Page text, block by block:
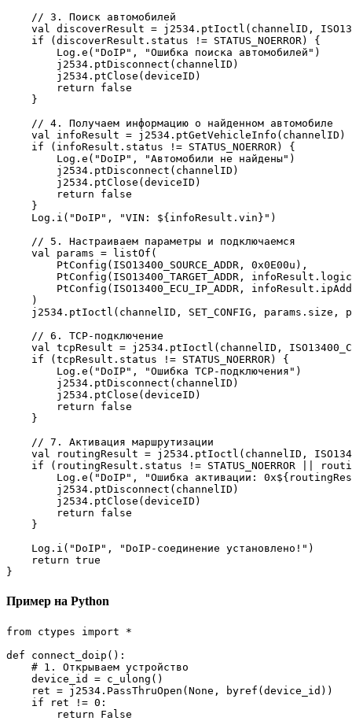
    // 3. Поиск автомобилей
val discoverResult = j2534.ptIoctl(channelID,
    if (discoverResult.status != STATUS_NOERROR) {
        Log.e("DoIP", "Ошибка поиска автомобилей")
        j2534.ptDisconnect(channelID)
        j2534.ptClose(deviceID)
        return false
    }
    // 4. Получаем информацию о найденном автомобиле
    val infoResult = j2534.ptGetVehicleInfo(channelID)
    if (infoResult.status != STATUS_NOERROR) {
        Log.e("DoIP", "Автомобили не найдены")
        j2534.ptDisconnect(channelID)
        j2534.ptClose(deviceID)
        return false
    }
    Log.i("DoIP", "VIN: ${infoResult.vin}")
    // 5. Настраиваем параметры и подключаемся
    val params = listOf(
        PtConfig(ISO13400_SOURCE_ADDR, 0x0E00u),
PtConfig(ISO13400_TARGET_ADDR,
PtConfig(ISO13400_ECU_IP_ADDR,
    )
j2534.ptIoctl(channelID, SET_CONFIG, params.size,
    // 6. TCP-подключение
val tcpResult = j2534.ptIoctl(channelID,
    if (tcpResult.status != STATUS_NOERROR) {
        Log.e("DoIP", "Ошибка TCP-подключения")
        j2534.ptDisconnect(channelID)
        j2534.ptClose(deviceID)
        return false
    }
    // 7. Активация маршрутизации
val routingResult = j2534.ptIoctl(channelID,
if (routingResult.status != STATUS_NOERROR ||
Log.e("DoIP", "Ошибка активации:
        j2534.ptDisconnect(channelID)
        j2534.ptClose(deviceID)
        return false
    }
    Log.i("DoIP", "DoIP-соединение установлено!")
    return true
}
Пример на Python
from ctypes import *
def connect_doip():
    # 1. Открываем устройство
    device_id = c_ulong()
    ret = j2534.PassThruOpen(None, byref(device_id))
    if ret != 0:
        return False